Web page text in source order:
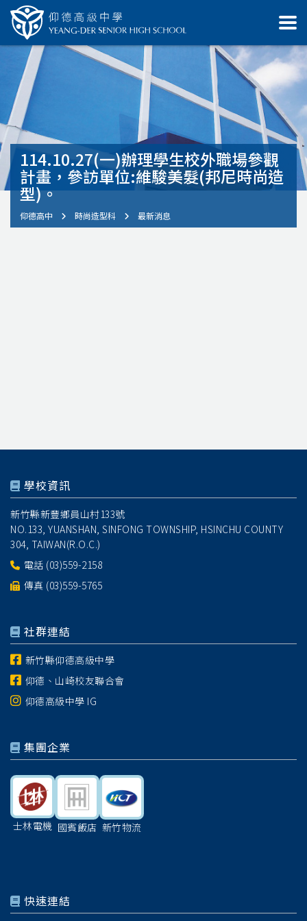
114.10.27(一)辦理學生校外職場參觀
計畫，參訪單位:維駿美髮(邦尼時尚造
型)。
仰德高中 時尚造型科 最新消息
學校資訊
新竹縣新豐鄉員山村133號
NO.133, YUANSHAN, SINFONG TOWNSHIP, HSINCHU COUNTY
304, TAIWAN(R.O.C.)
電話 (03)559-2158
傳真 (03)559-5765
社群連結
新竹縣仰德高級中學
仰德、山崎校友聯合會
仰德高級中學 IG
集團企業
士林電機 國賓飯店 新竹物流
快速連結